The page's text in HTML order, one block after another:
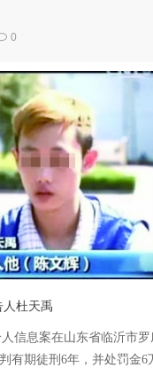
0
人杜天禹
信息案在山东省临沂市
有期徒刑6年，并处罚金6